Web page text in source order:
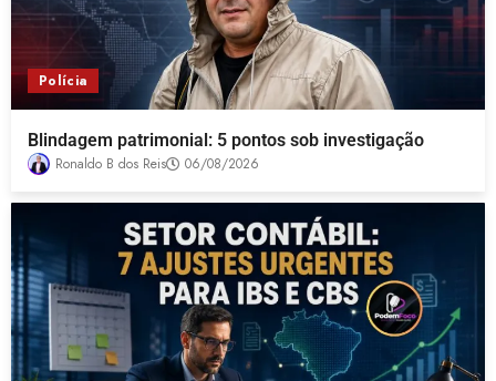
Polícia
Blindagem patrimonial: 5 pontos sob investigação
Ronaldo B dos Reis 06/08/2026